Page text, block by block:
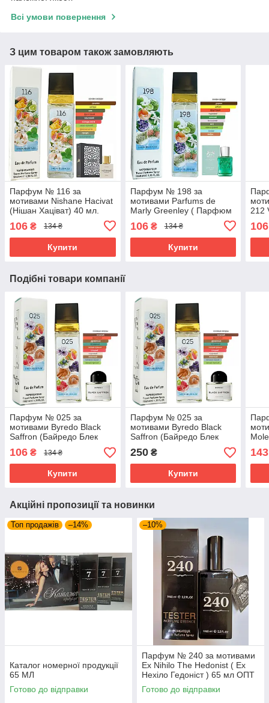
Всі умови повернення
З цим товаром також замовляють
Парфум № 116 за
мотивами Nishane Hacivat
(Нішан Хаціват) 40 мл.
106 ₴ 134 ₴
Купити
Парфум № 198 за
мотивами Parfums de
Marly Greenley ( Парфюм
де Марлі Грінлей ) 40 МЛ
ОПТ
106₴ 134 ₴
Купити
212
106
Подібні товари компанії
Парфум № 025 за
мотивами Byredo Black
Saffron (Байредо Блек
106 ₴ 134 ₴
Купити
Парфум № 025 за
мотивами Byredo Black
Saffron (Байредо Блек
250₴
Купити
143
Акційні пропозиції та новинки
Топ продажів –14%
Каталог номерної продукції
65 МЛ
Готово до відправки
–10%
Парфум № 240 за мотивами
Ex Nihilo The Hedonist ( Ех
Нехіло Гедоніст ) 65 мл ОПТ
Готово до відправки